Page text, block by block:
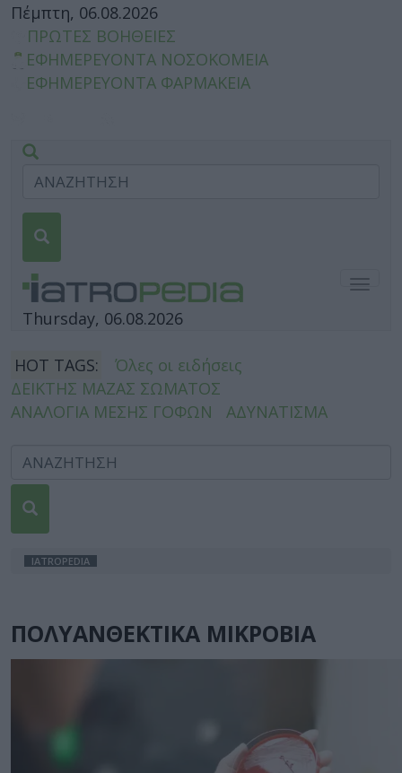
Πέμπτη, 06.08.2026
ΠΡΩΤΕΣ ΒΟΗΘΕΙΕΣ
ΕΦΗΜΕΡΕΥΟΝΤΑ ΝΟΣΟΚΟΜΕΙΑ
ΕΦΗΜΕΡΕΥΟΝΤΑ ΦΑΡΜΑΚΕΙΑ
Thursday, 06.08.2026
HOT TAGS:
Όλες οι ειδήσεις
ΔΕΙΚΤΗΣ ΜΑΖΑΣ ΣΩΜΑΤΟΣ
ΑΝΑΛΟΓΙΑ ΜΕΣΗΣ ΓΟΦΩΝ
ΑΔΥΝΑΤΙΣΜΑ
IATROPEDIA
ΠΟΛΥΑΝΘΕΚΤΙΚΑ ΜΙΚΡΟΒΙΑ